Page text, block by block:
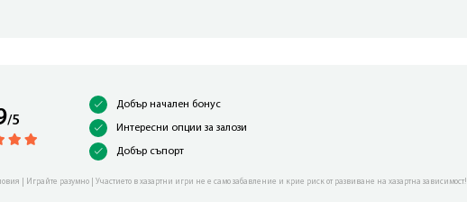
/5
Добър начален бонус
Интересни опции за залози
Добър съпорт
| Играйте разумно | Участието в хазартни игри не е само забавление и крие риск от развиване на хазартна зависимост!